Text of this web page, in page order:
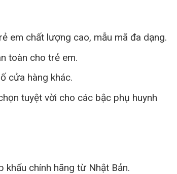
em chất lượng cao, mẫu mã đa dạng.
toàn cho trẻ em.
cửa hàng khác.
tuyệt vời cho các bậc phụ huynh
chính hãng từ Nhật Bản.